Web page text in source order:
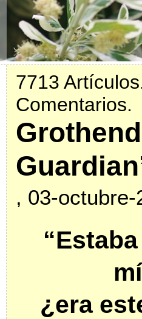
7713
Comentarios.
, 03-octubre-
¿era